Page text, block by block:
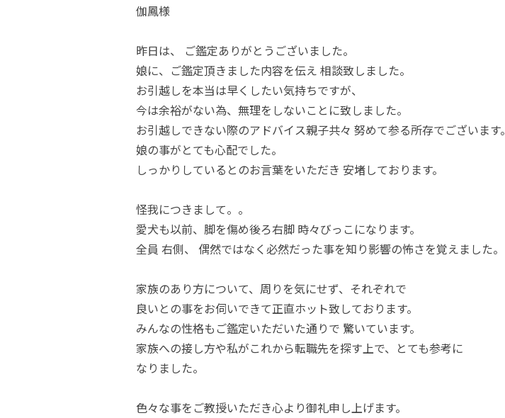
伽鳳様
昨日は、 ご鑑定ありがとうございました。
娘に、ご鑑定頂きました内容を伝え 相談致しました。
お引越しを本当は早くしたい気持ちですが、
今は余裕がない為、無理をしないことに致しました。
お引越しできない際のアドバイス親子共々 努めて参る所存でございます。
娘の事がとても心配でした。
しっかりしているとのお言葉をいただき 安堵しております。
怪我につきまして。。
愛犬も以前、脚を傷め後ろ右脚 時々びっこになります。
全員 右側、 偶然ではなく必然だった事を知り影響の怖さを覚えました。
家族のあり方について、周りを気にせず、それぞれで
良いとの事をお伺いできて正直ホット致しております。
みんなの性格もご鑑定いただいた通りで 驚いています。
家族への接し方や私がこれから転職先を探す上で、とても参考に
なりました。
色々な事をご教授いただき心より御礼申し上げます。